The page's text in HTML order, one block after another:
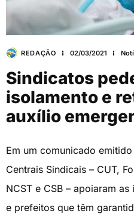
REDAÇÃO 02/03/2021
Sindicatos
isolamento e
auxílio
Em um comunicado
Centrais Sindicais – CUT,
NCST e CSB – apoiaram
e prefeitos que têm